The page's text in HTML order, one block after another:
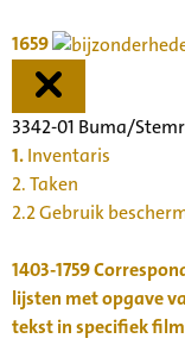
1659
3342-01 Buma/
1.Inventaris
2. Taken
2.2 Gebruik
1403-1759
lijsten met opgave
tekst in specifiek